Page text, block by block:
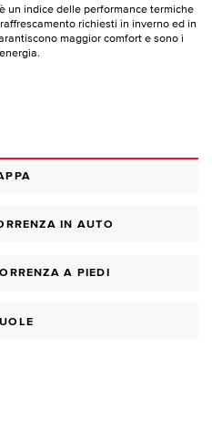
un indice delle performance termiche
richiesti in inverno ed in
maggior comfort e sono i
IN AUTO
A PIEDI